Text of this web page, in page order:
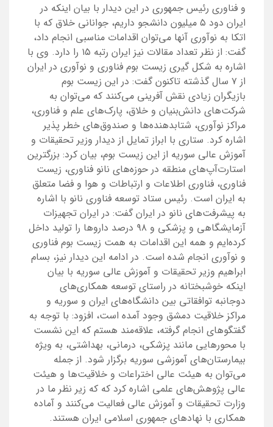
و فناوری رئیس جمهوری در این دیدار با بیان اینکه در
ایران دود ۵ میلیون دانشجو داریم، جوانانی خلاق که با
اتکا به نوآوری آنها می‌توان اقدامات مناسبی انجام داد،
گفت: از نظر تعداد مقالات نیز ایران رتبه ۱۵ را دارد. وی با
اشاره به شکل گیری زیست بوم فناوری و نوآوری در ایران
از ۷ سال گذشته تاکنون گفت: در این زیست بوم
بازیگران زیادی نقش آفرینی می‌کنند که می‌توان به
شرکت‌های دانش‌بنیان و خلاق، پارک‌های علم و فناوری،
مراکز نوآوری، شتابدهنده‌ها و صندوق‌های خطر پذیر
اشاره کرد. ستاری با ابراز تمایل از دیدار وزیر تحقیقات و
آموزش عالی سوریه از این زیست بوم، بیان کرد: بزرگترین
استارت‌آپ‌های منطقه در حوزه‌های نانو فناوری، زیست
فناوری، فناوری اطلاعات و ارتباطات و هوا و فضا متعلق
به ایران است. رئیس ستاد توسعه فناوری نانو با اشاره
به پیشرفت‌های نانو در ایران گفت: در ایران تجهیزات
آزمایشگاهی و پزشکی و ۹۸ درصد داروها را تولید داخل
کرده‌ایم و همه این اقدامات به همت زیست بوم فناوری
و نوآوری انجام شده است. در ادامه این دیدار نیز، بسام
ابراهیم وزیر تحقیقات و آموزش عالی سوریه با بیان
اینکه خوشبختانه در راستای توسعه همکاری‌های
دوجانبه توافقاتی بین دانشگاه‌های ایران و سوریه و
مراکز خلاقیت دمشق وجود آمده است، افزود: با توجه به
گفتگوهای انجام گرفته، علاقه‌مند هستم که این نشست
با محورهایی مانند پزشکی، درمانی، بهداشتی، به ویژه
بیمارستان‌های آموزشی سوریه برگزار شود. از جمله
می‌توان به هیئت عالی اختراعات و خلاقیت‌ها و هیئت
عالی پژوهش‌های علمی اشاره کرد که که زیر نظر ما در
وزارت تحقیقات و آموزش عالی فعالیت می‌کنند و آماده
همکاری با نهادهای جمهوری اسلامی ایران هستند.